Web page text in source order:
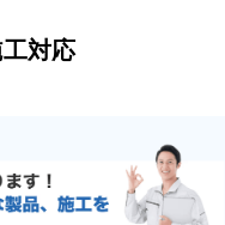
対応